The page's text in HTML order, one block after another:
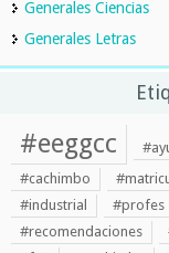
Generales Ciencias
Generales Letras
#eeggcc
#cachimbo
#industrial
#profes
#recomendaciones